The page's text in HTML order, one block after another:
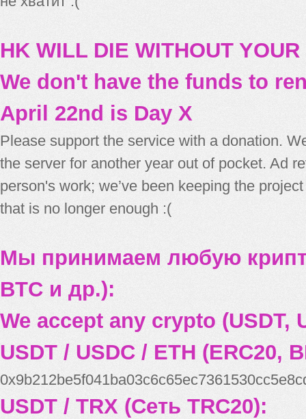
HK WILL DIE WITHOUT
We don't have the funds to
April 22nd is Day X
Please support the service with a donation.
the server for another year out of pocket. Ad
person's work; we’ve been keeping the
that is no longer enough :(
Мы принимаем любую
BTC и др.):
We accept any crypto (USDT,
USDT / USDC / ETH (ERC20,
USDT / TRX (Сеть TRC20):